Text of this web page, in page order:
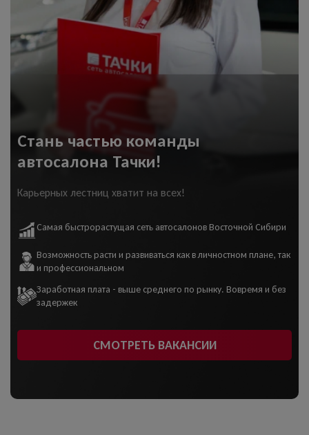
Стань частью команды
автосалона Тачки!
Карьерных лестниц хватит на всех!
Самая быстрорастущая сеть автосалонов Восточной Сибири
Возможность расти и развиваться как в личностном плане, так
и профессиональном
Заработная плата - выше среднего по рынку. Вовремя и без
задержек
СМОТРЕТЬ ВАКАНСИИ